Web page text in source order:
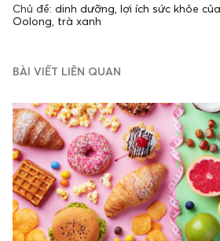
Chủ đề: dinh dưỡng lợi ích sức khỏe
Oolong trà xanh
BÀI VIẾT LIÊN QUAN